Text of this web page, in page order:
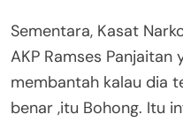
Sementara, Kasat
AKP Ramses
membantah kalau dia
benar ,itu Bohong. Itu